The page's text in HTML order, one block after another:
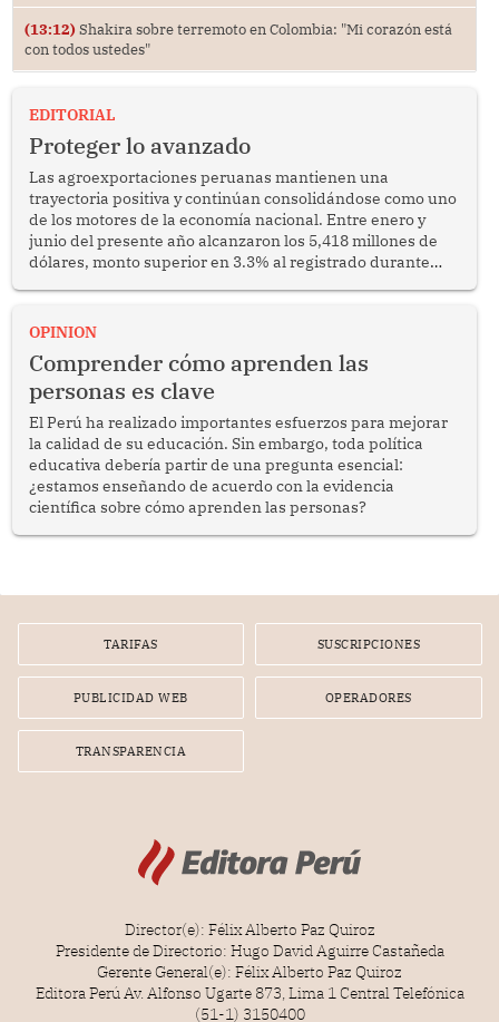
(13:12) Shakira sobre terremoto en Colombia: "Mi corazón está
con todos ustedes"
EDITORIAL
Proteger lo avanzado
Las agroexportaciones peruanas mantienen una
trayectoria positiva y continúan consolidándose como uno
de los motores de la economía nacional. Entre enero y
junio del presente año alcanzaron los 5,418 millones de
dólares, monto superior en 3.3% al registrado durante
competir en los mercados internacionales y generar
país.
OPINION
Comprender cómo aprenden las
personas es clave
El Perú ha realizado importantes esfuerzos para mejorar
la calidad de su educación. Sin embargo, toda política
educativa debería partir de una pregunta esencial:
¿estamos enseñando de acuerdo con la evidencia
científica sobre cómo aprenden las personas?
TARIFAS SUSCRIPCIONES
PUBLICIDAD WEB OPERADORES
TRANSPARENCIA
Director(e): Félix Alberto Paz Quiroz
Presidente de Directorio: Hugo David Aguirre Castañeda
Gerente General(e): Félix Alberto Paz Quiroz
Editora Perú Av. Alfonso Ugarte 873, Lima 1 Central Telefónica
(51-1) 3150400